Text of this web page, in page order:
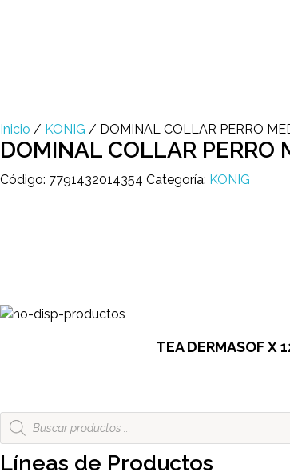
Inicio / KONIG / DOMINAL COLLAR PERRO
DOMINAL COLLAR PERRO
Código: 7791432014354 Categoría: KONIG
TEA DERMASOF X
Búsqueda
de
productos
Líneas de Productos